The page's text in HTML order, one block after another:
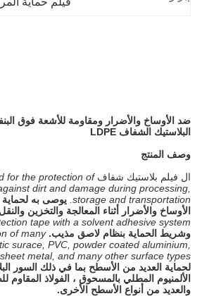
ضد الأوساخ والأضرار ومقاومة للأشعة فوق
البلاستيك الشفاف LDPE
وصف المنتج
ال فيلم بلاستيك شفاف LDPE for the protection of
dirt and damage during processing,
storage and transportation.
يوصى به
الأوساخ والأضرار أثناء المعالجة والتخزين والنقل.
tape with a solvent adhesive system.
وشريط الحماية بنظام لاصق مذيب. of many
surace, PVC, powder coated aluminium,
sheet metal, and many other surface types.
الألمنيوم المطلي بالمسحوق ، الفولاذ المقاوم
والعديد من أنواع الأسطح الأخرى.